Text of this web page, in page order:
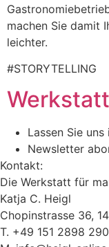
machen Sie damit
leichter.
#STORYTELLING
Lassen Sie
Newsletter
Kontakt:
Die Werkstatt für
Katja C. Heigl
Chopinstrasse 36,
T. +49 151 2898